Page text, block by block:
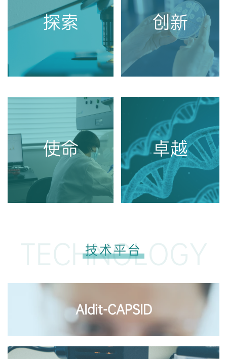
探索 创新
使命 卓越
技术平台
TECHNOLOGY
AIdit-CAPSID